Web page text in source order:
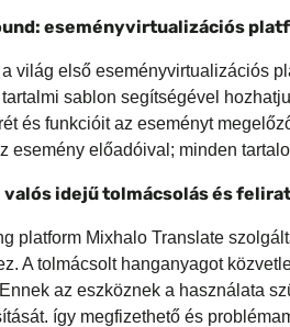
eseményvirtualizációs
világ első eseményvirtualizációs
sablon segítségével
és funkcióit az eseményt
esemény előadóival; minden
valós idejű tolmácsolás és
platform Mixhalo Translate
A tolmácsolt hanganyagot
az eszköznek a használata
így megfizethető és